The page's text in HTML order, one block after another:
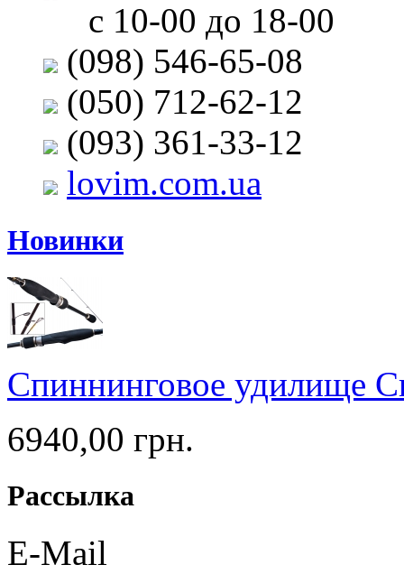
с 10-00 до 18-00
(098) 546-65-08
(050) 712-62-12
(093) 361-33-12
lovim.com.ua
Новинки
Спиннинговое удилище
6940,00 грн.
Рассылка
E-Mail